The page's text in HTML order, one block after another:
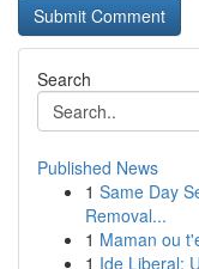
Search
Published News
1 Same Day
Removal...
1 Maman ou
1 Ide Liberal: